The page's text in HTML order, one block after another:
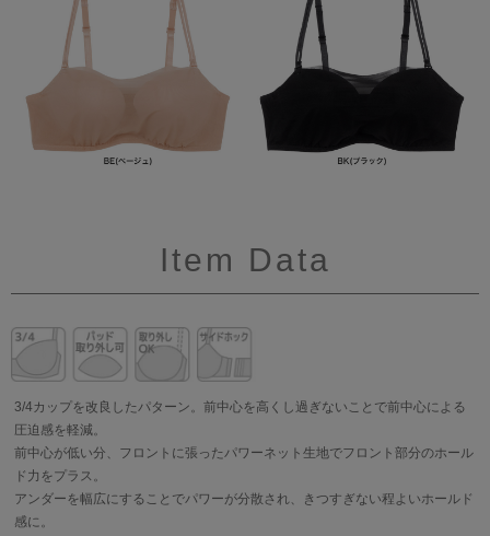
Item Data
3/4カップを改良したパターン。前中心を高くし過ぎないことで前中心による
圧迫感を軽減。
前中心が低い分、フロントに張ったパワーネット生地でフロント部分のホール
ド力をプラス。
アンダーを幅広にすることでパワーが分散され、きつすぎない程よいホールド
感に。